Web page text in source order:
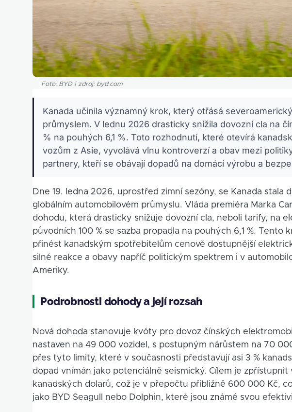
Foto: BYD | zdroj: byd.com
Kanada učinila významný krok, který otřásá
průmyslem. V lednu 2026 drasticky snížila dovozní cla na
% na pouhých 6,1 %. Toto rozhodnutí, které otevírá
vozům z Asie, vyvolává vlnu kontroverzí a obav mezi
partnery, kteří se obávají dopadů na domácí výrobu a
Dne 19. ledna 2026, uprostřed zimní sezóny, se Kanada stala
globálním automobilovém průmyslu. Vláda premiéra Marka
dohodu, která drasticky snižuje dovozní cla, neboli tarify, na
původních 100 % se sazba propadla na pouhých 6,1 %. Tento
přinést kanadským spotřebitelům cenově dostupnější
silné reakce a obavy napříč politickým spektrem i v
Ameriky.
Podrobnosti dohody a její rozsah
Nová dohoda stanovuje kvóty pro dovoz čínských
nastaven na 49 000 vozidel, s postupným nárůstem na 70
přes tyto limity, které v současnosti představují asi 3 %
dopad vnímán jako potenciálně seismický. Cílem je
kanadských dolarů, což je v přepočtu přibližně 600 000 Kč,
jako BYD Seagull nebo Dolphin, které jsou známé svou